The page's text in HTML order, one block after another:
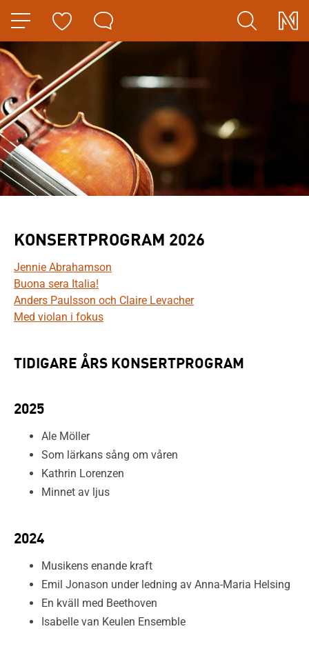
HOPPA TILL NAVIGERINGEN
HOPPA TILL INNEHÅLLET
KONSERTPROGRAM 2026
Jennie Abrahamson
Buona sera Italia!
Anders Paulsson och Claire Levacher
Med violan i fokus
TIDIGARE ÅRS KONSERTPROGRAM
2025
Ale Möller
Som lärkans sång om våren
Kathrin Lorenzen
Minnet av ljus
2024
Musikens enande kraft
Emil Jonason under ledning av Anna-Maria Helsing
En kväll med Beethoven
Isabelle van Keulen Ensemble